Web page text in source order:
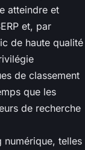
atteindre et
et, par
de haute qualité
de classement
que les
de recherche
numérique, telles